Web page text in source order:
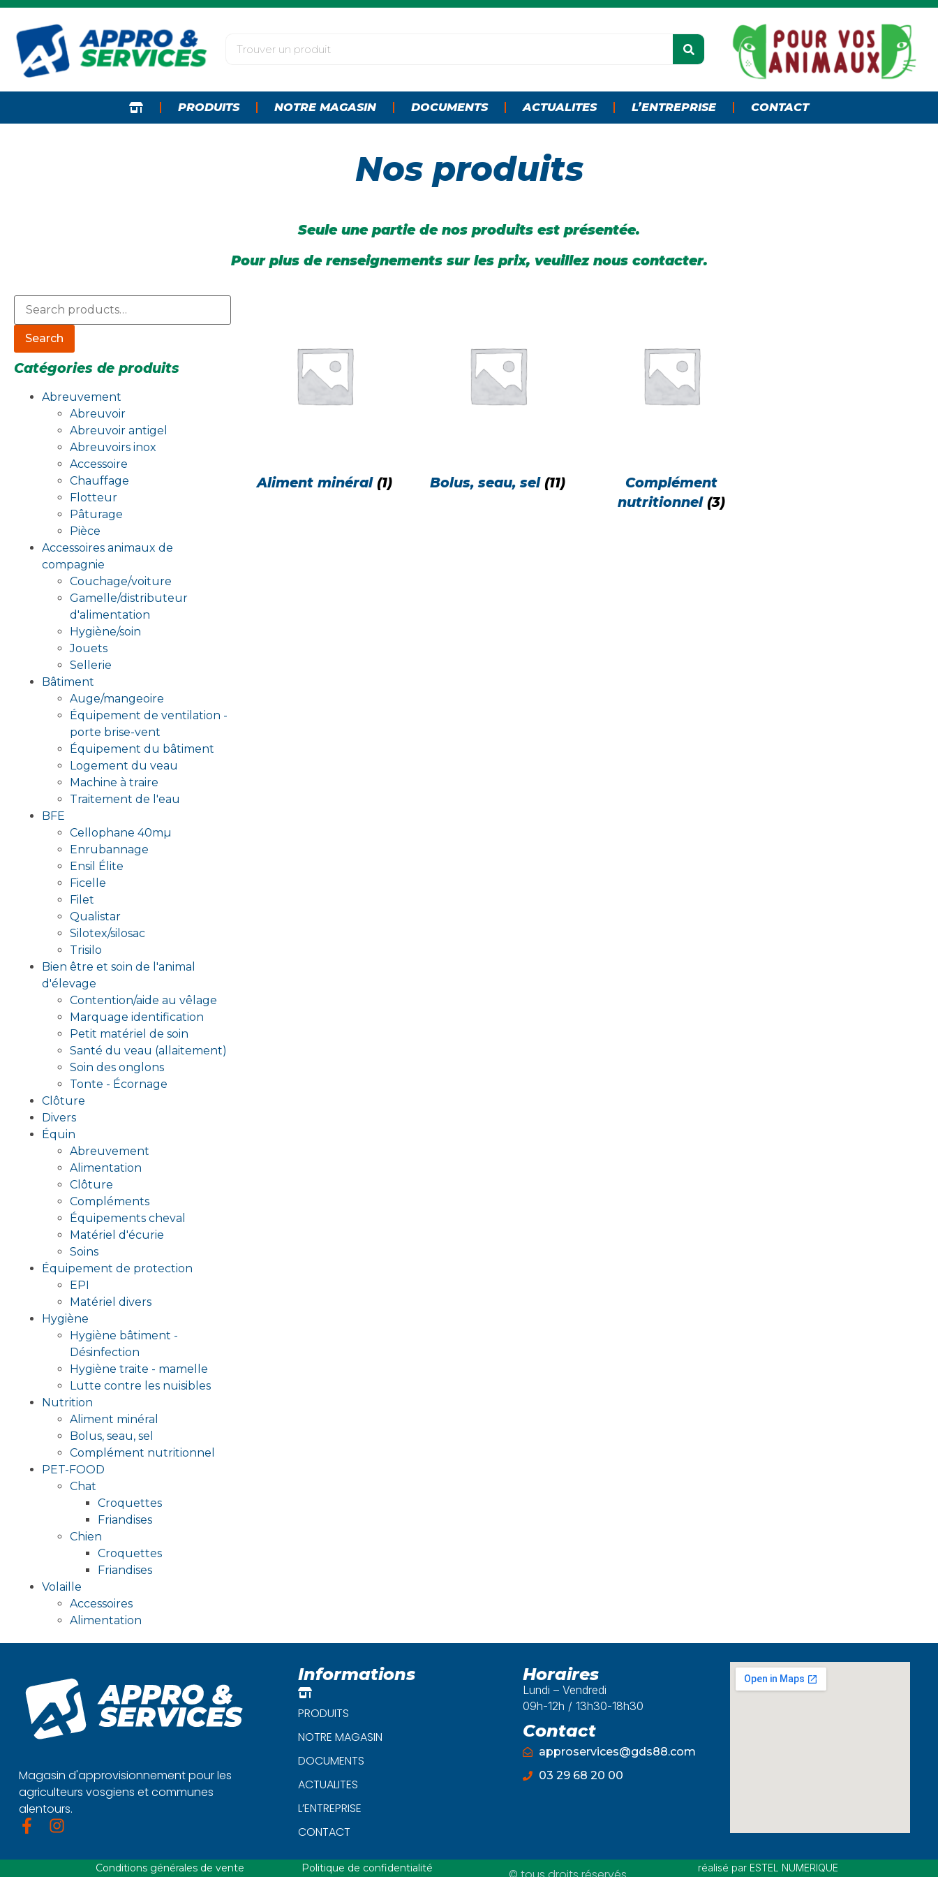
PRODUITS NOTRE MAGASIN DOCUMENTS ACTUALITES L’ENTREPRISE CONTACT
Nos produits
Seule une partie de nos produits est présentée.
Pour plus de renseignements sur les prix, veuillez nous contacter.
Search
Catégories de produits
Abreuvement
Abreuvoir
Abreuvoir antigel
Abreuvoirs inox
Accessoire
Chauffage
Flotteur
Pâturage
Pièce
Accessoires animaux de
compagnie
Couchage/voiture
Gamelle/distributeur
d'alimentation
Hygiène/soin
Jouets
Sellerie
Bâtiment
Auge/mangeoire
Équipement de ventilation -
porte brise-vent
Équipement du bâtiment
Logement du veau
Machine à traire
Traitement de l'eau
BFE
Cellophane 40mµ
Enrubannage
Ensil Élite
Ficelle
Filet
Qualistar
Silotex/silosac
Trisilo
Bien être et soin de l'animal
d'élevage
Contention/aide au vêlage
Marquage identification
Petit matériel de soin
Santé du veau (allaitement)
Soin des onglons
Tonte - Écornage
Clôture
Divers
Équin
Abreuvement
Alimentation
Clôture
Compléments
Équipements cheval
Matériel d'écurie
Soins
Équipement de protection
EPI
Matériel divers
Hygiène
Hygiène bâtiment -
Désinfection
Hygiène traite - mamelle
Lutte contre les nuisibles
Nutrition
Aliment minéral
Bolus, seau, sel
Complément nutritionnel
PET-FOOD
Chat
Croquettes
Friandises
Chien
Croquettes
Friandises
Volaille
Accessoires
Alimentation
Aliment minéral(1) Bolus, seau, sel(11)
Complément
nutritionnel (3)
Magasin d'approvisionnement pour les
agriculteurs vosgiens et communes
alentours.
Informations
PRODUITS
NOTRE MAGASIN
DOCUMENTS
ACTUALITES
L’ENTREPRISE
CONTACT
Horaires
Lundi – Vendredi
09h-12h / 13h30-18h30
Contact
approservices@gds88.com
03 29 68 20 00
Conditions générales de vente Politique de confidentialité réalisé par ESTEL NUMERIQUE